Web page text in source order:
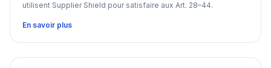
utilisent Supplier Shield pour satisfaire aux Art. 28–44.
En savoir plus